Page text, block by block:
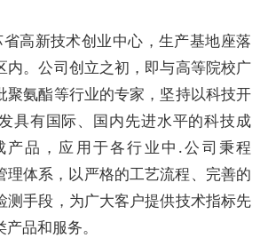
高新技术创业中心，生产基地座落
内。公司创立之初，即与高等院校广
聚氨酯等行业的专家，坚持以科技开
具有国际、国内先进水平的科技成
产品，应用于各行业中.公司秉程
理体系，以严格的工艺流程、完善的
测手段，为广大客户提供技术指标先
品和服务。